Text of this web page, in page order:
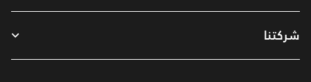
شركتنا